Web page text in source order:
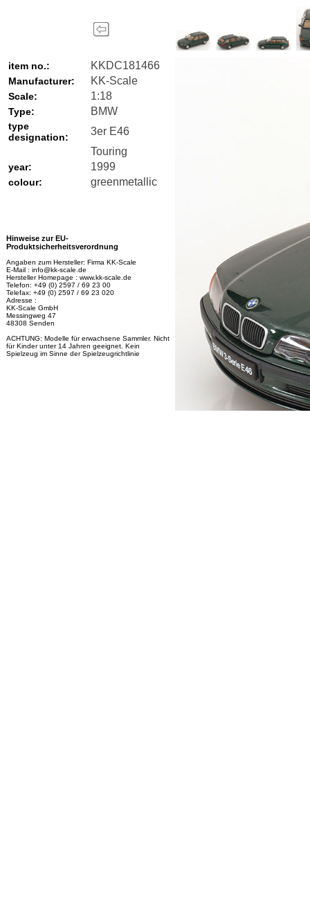
item no.: KKDC181466
Manufacturer: KK-Scale
Scale: 1:18
Type: BMW
type
designation:
3er E46
Touring
year: 1999
colour: greenmetallic
Hinweise zur EU-
Produktsicherheitsverordnung
Angaben zum Hersteller: Firma KK-Scale
E-Mail : info@kk-scale.de
Hersteller Homepage : www.kk-scale.de
Telefon: +49 (0) 2597 / 69 23 00
Telefax: +49 (0) 2597 / 69 23 020
Adresse :
KK-Scale GmbH
Messingweg 47
48308 Senden
ACHTUNG: Modelle für erwachsene Sammler. Nicht
für Kinder unter 14 Jahren geeignet. Kein
Spielzeug im Sinne der Spielzeugrichtlinie